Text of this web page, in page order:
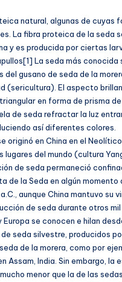
natural, algunas de cuyas
La fibra proteica de la seda
y es producida por ciertas
La seda más conocida
del gusano de seda de la
(sericultura). El aspecto
en forma de prisma
de seda refractar la luz
así diferentes colores.
originó en China en el
del mundo (cultura
de seda permaneció
de la Seda en algún momento
aunque China mantuvo su
de seda durante otros mil
Europa se conocen e hilan
seda silvestre, producidos
de la morera, como por
Assam, India. Sin embargo, la
menor que la de las